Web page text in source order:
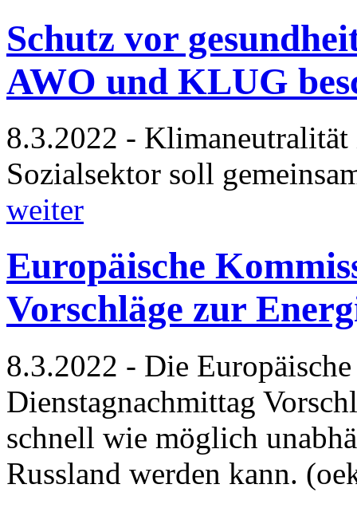
Schutz vor
AWO und KLUG
8.3.2022 - Klimaneutralität
Sozialsektor soll
weiter
Europäische
Vorschläge zur
8.3.2022 - Die
Dienstagnachmittag
schnell wie möglich
Russland werden kann.